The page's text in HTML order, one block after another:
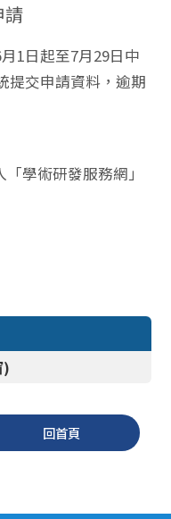
請
1日起至7月29日中
提交申請資料，逾期
學術研發服務網」
)
回首頁